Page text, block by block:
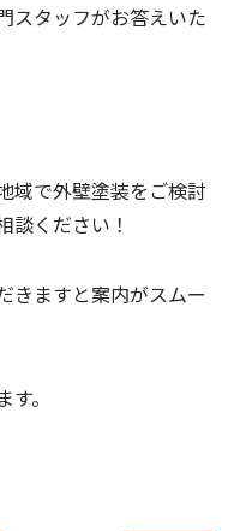
スタッフがお答えいた
域で外壁塗装をご検討
談ください！
きますと案内がスムー
。